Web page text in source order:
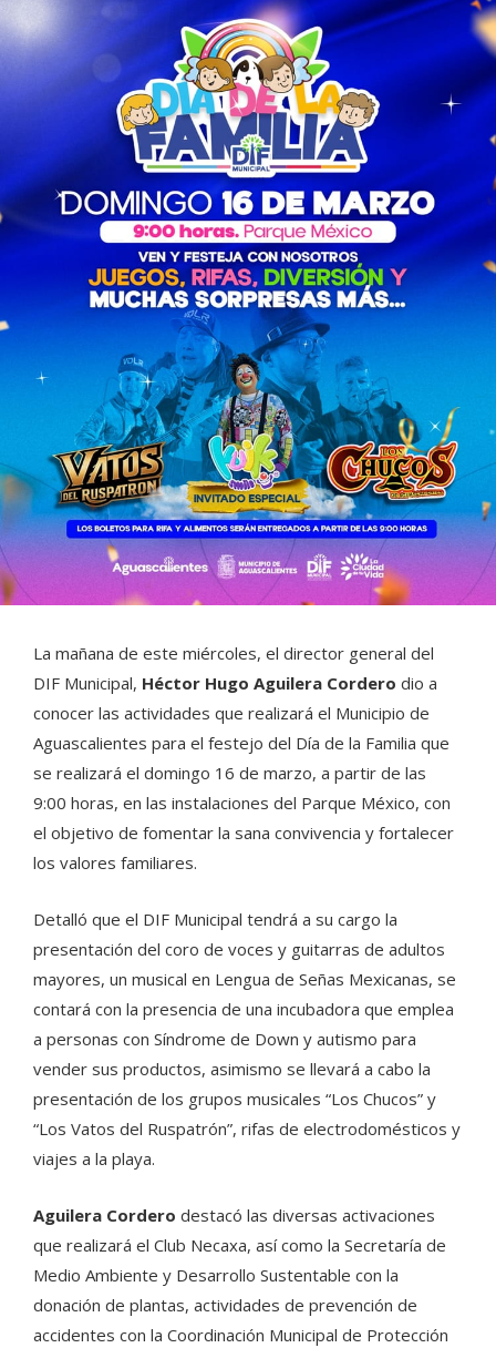
La mañana de este miércoles, el director general del
DIF Municipal, Héctor Hugo Aguilera Cordero dio a
conocer las actividades que realizará el Municipio de
Aguascalientes para el festejo del Día de la Familia que
se realizará el domingo 16 de marzo, a partir de las
9:00 horas, en las instalaciones del Parque México, con
el objetivo de fomentar la sana convivencia y fortalecer
los valores familiares.
Detalló que el DIF Municipal tendrá a su cargo la
presentación del coro de voces y guitarras de adultos
mayores, un musical en Lengua de Señas Mexicanas, se
contará con la presencia de una incubadora que emplea
a personas con Síndrome de Down y autismo para
vender sus productos, asimismo se llevará a cabo la
presentación de los grupos musicales “Los Chucos” y
“Los Vatos del Ruspatrón”, rifas de electrodomésticos y
viajes a la playa.
Aguilera Cordero destacó las diversas activaciones
que realizará el Club Necaxa, así como la Secretaría de
Medio Ambiente y Desarrollo Sustentable con la
donación de plantas, actividades de prevención de
accidentes con la Coordinación Municipal de Protección